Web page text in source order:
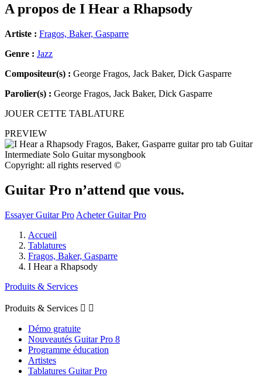
A propos de I Hear a Rhapsody
Artiste : Fragos, Baker, Gasparre
Genre : Jazz
Compositeur(s) : George Fragos, Jack Baker, Dick Gasparre
Parolier(s) : George Fragos, Jack Baker, Dick Gasparre
JOUER CETTE TABLATURE
PREVIEW
Copyright: all rights reserved ©
Guitar Pro n’attend que vous.
Essayer Guitar Pro Acheter Guitar Pro
Accueil
Tablatures
Fragos, Baker, Gasparre
I Hear a Rhapsody
Produits & Services
Produits & Services  
Démo gratuite
Nouveautés Guitar Pro 8
Programme éducation
Artistes
Tablatures Guitar Pro